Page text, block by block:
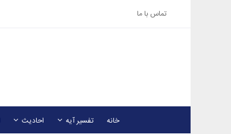
تماس با ما
خانه تفسیر آیه احادیث